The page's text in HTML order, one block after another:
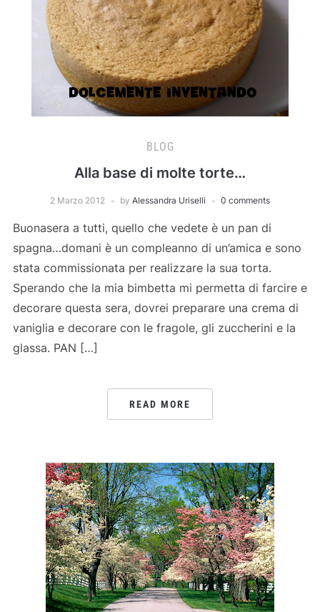
BLOG
Alla base di molte torte…
2 Marzo 2012 by Alessandra Uriselli 0 comments
Buonasera a tutti, quello che vedete è un pan di
spagna…domani è un compleanno di un’amica e sono
stata commissionata per realizzare la sua torta.
Sperando che la mia bimbetta mi permetta di farcire e
decorare questa sera, dovrei preparare una crema di
vaniglia e decorare con le fragole, gli zuccherini e la
glassa. PAN […]
READ MORE